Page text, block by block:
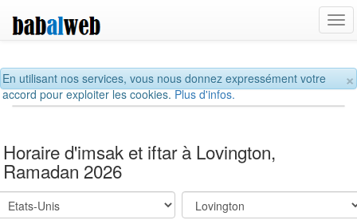
×
En utilisant nos services, vous nous donnez expressément votre
accord pour exploiter les cookies.Plus d'infos.
Horaire d'imsak et iftar à Lovington,
Ramadan 2026